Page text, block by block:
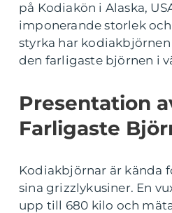
på Kodiakön i Alaska,
imponerande storlek
styrka har
den farligaste björnen i
Presentation
Farligaste
Kodiakbjörnar är kända
sina grizzlykusiner. En
upp till 680 kilo och